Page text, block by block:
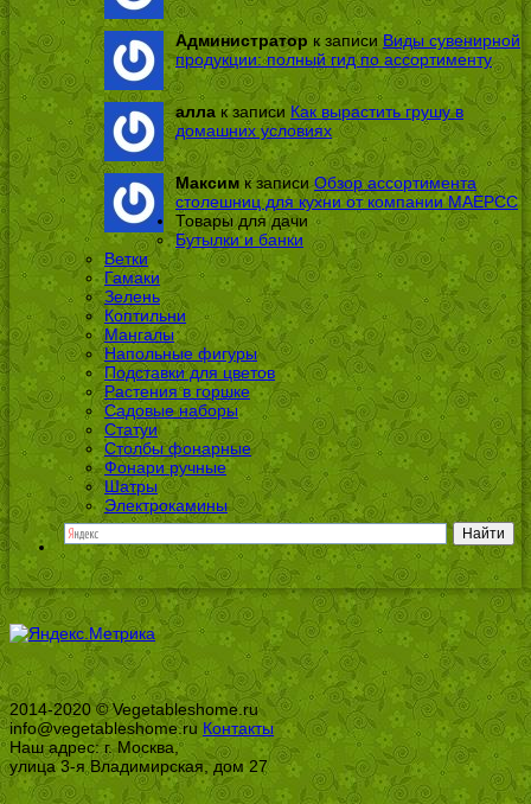
Администратор к записи Виды сувенирной
продукции: полный гид по ассортименту
алла к записи Как вырастить грушу в
домашних условиях
Максимк записиОбзор ассортимента
столешниц для кухни от компании МАЕРСС
Товары для дачи
Бутылки и банки
Ветки
Гамаки
Зелень
Коптильни
Мангалы
Напольные фигуры
Подставки для цветов
Растения в горшке
Садовые наборы
Статуи
Столбы фонарные
Фонари ручные
Шатры
Электрокамины
2014-2020 © Vegetableshome.ru
info@vegetableshome.ru Контакты
Наш адрес: г. Москва,
улица 3-я Владимирская, дом 27